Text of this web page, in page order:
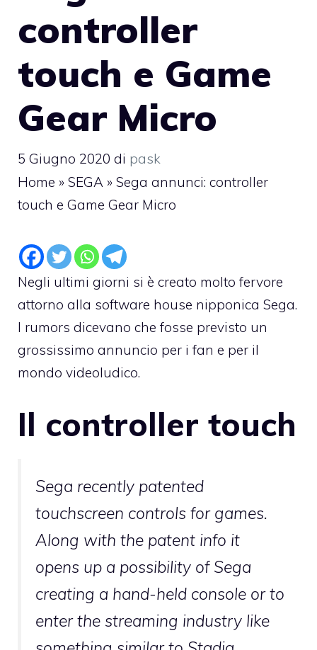
controller
touch e Game
Gear Micro
5 Giugno 2020 di pask
Home » SEGA » Sega annunci: controller
touch e Game Gear Micro
Negli ultimi giorni si è creato molto fervore
attorno alla software house nipponica Sega.
I rumors dicevano che fosse previsto un
grossissimo annuncio per i fan e per il
mondo videoludico.
Il controller touch
Sega recently patented
touchscreen controls for games.
Along with the patent info it
opens up a possibility of Sega
creating a hand-held console or to
enter the streaming industry like